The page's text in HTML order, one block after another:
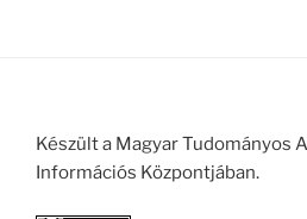
Készült a Magyar Tudományos
Információs Központjában.